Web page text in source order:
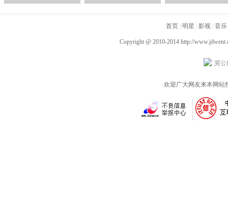
四网第一热搜屠榜
首页 明星 影视 音乐
Copyright @ 2010-2014 http://
冀公
欢迎广大网友来本网站